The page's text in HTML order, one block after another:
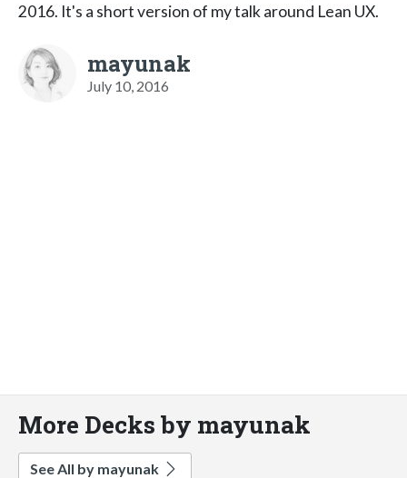
2016. It's a short version of my talk around Lean UX.
mayunak
July 10, 2016
More Decks by mayunak
See All by mayunak